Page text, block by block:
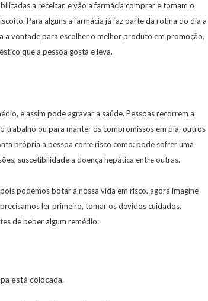
a receitar, e vão a farmácia comprar e tomam o
Para alguns a farmácia já faz parte da rotina do dia a
a vontade para escolher o melhor produto em promoção,
que a pessoa gosta e leva.
e assim pode agravar a saúde. Pessoas recorrem a
trabalho ou para manter os compromissos em dia, outros
própria a pessoa corre risco como: pode sofrer uma
suscetibilidade a doença hepática entre outras.
podemos botar a nossa vida em risco, agora imagine
ler primeiro, tomar os devidos cuidados.
de beber algum remédio:
está colocada.